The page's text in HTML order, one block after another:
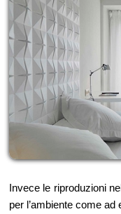
Invece le riproduzioni
per l’ambiente come